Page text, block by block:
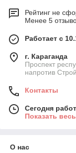
Рейтинг не
Менее 5
Работает с
г. Караганда
Проспект
напротив
Контакты
Сегодня
Показать
О нас